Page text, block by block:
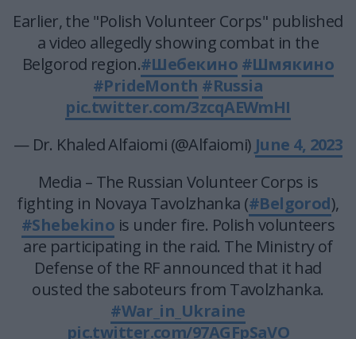
Earlier, the "Polish Volunteer Corps" published
a video allegedly showing combat in the
Belgorod region.#Шебекино #Шмякино
#PrideMonth #Russia
pic.twitter.com/3zcqAEWmHI
— Dr. Khaled Alfaiomi (@Alfaiomi) June 4, 2023
Media – The Russian Volunteer Corps is
fighting in Novaya Tavolzhanka (#Belgorod),
#Shebekino is under fire. Polish volunteers
are participating in the raid. The Ministry of
Defense of the RF announced that it had
ousted the saboteurs from Tavolzhanka.
#War_in_Ukraine
pic.twitter.com/97AGFpSaVO